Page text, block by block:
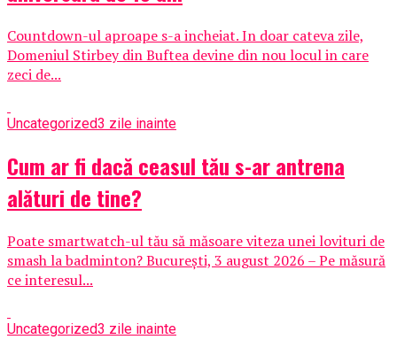
Countdown-ul aproape s-a incheiat. In doar cateva zile,
Domeniul Stirbey din Buftea devine din nou locul in care
zeci de...
Uncategorized3 zile inainte
Cum ar fi dacă ceasul tău s-ar antrena
alături de tine?
Poate smartwatch-ul tău să măsoare viteza unei lovituri de
smash la badminton? București, 3 august 2026 – Pe măsură
ce interesul...
Uncategorized3 zile inainte